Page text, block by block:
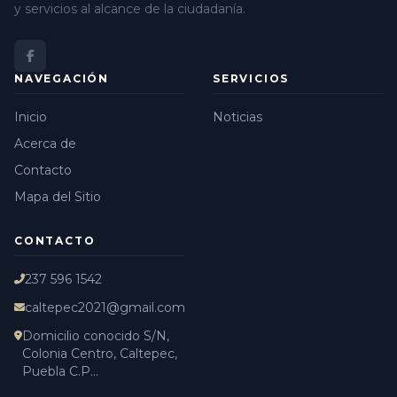
y servicios al alcance de la ciudadanía.
NAVEGACIÓN
Inicio
Acerca de
Contacto
Mapa del Sitio
SERVICIOS
Noticias
CONTACTO
237 596 1542
caltepec2021@gmail.com
Domicilio conocido S/N,
Colonia Centro, Caltepec,
Puebla C.P...